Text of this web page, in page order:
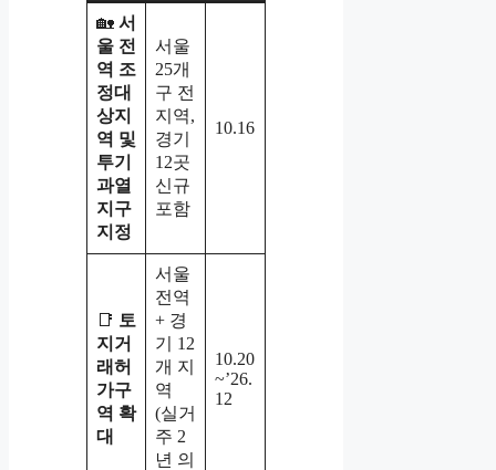
🏡 서
울 전
역 조
정대
상지
역 및
투기
과열
지구
지정
서울
25개
구 전
지역,
경기
12곳
신규
포함
10.16
📑 토
지거
래허
가구
역 확
대
서울
전역
+ 경
기 12
개 지
역
(실거
주 2
년 의
10.20
~’26.
12